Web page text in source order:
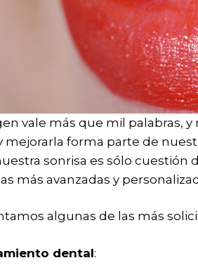
vale más que mil palabras,
mejorarla forma parte de
sonrisa es sólo cuestión
más avanzadas y
algunas de las más
dental: